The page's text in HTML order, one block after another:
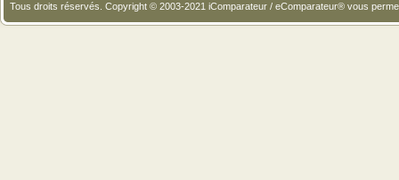
Tous droits réservés. Copyright © 2003-2021 iComparateur / eComparateur® vous